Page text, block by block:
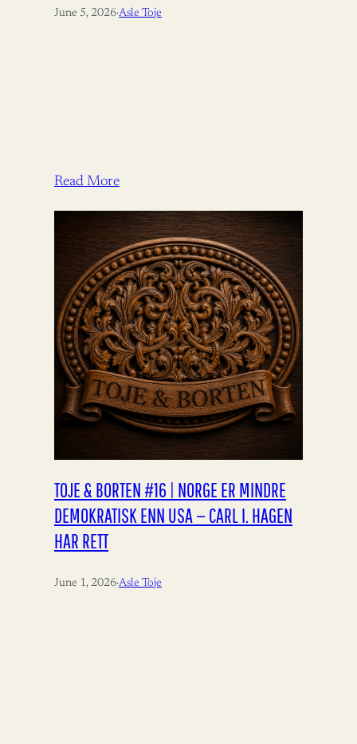
June 5, 2026·Asle Toje
Read More
TOJE & BORTEN #16 | NORGE ER MINDRE
DEMOKRATISK ENN USA — CARL I. HAGEN
HAR RETT
June 1, 2026·Asle Toje